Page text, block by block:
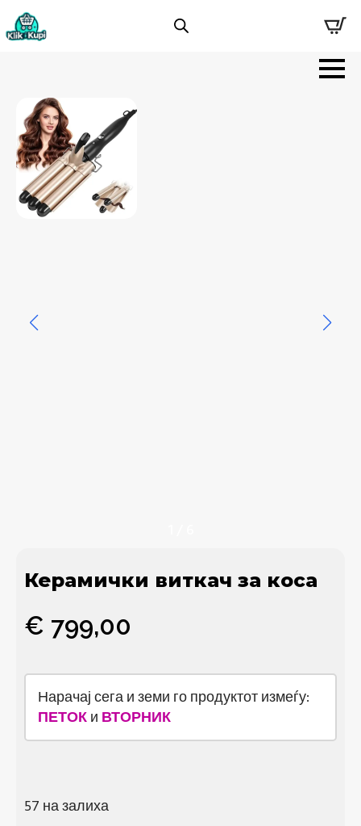
Керамички виткач за коса
€ 799,00
Нарачај сега и земи го продуктот измеѓу:
ПЕТОК и ВТОРНИК
57 на залиха